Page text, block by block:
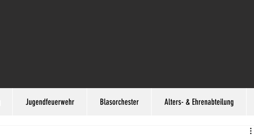
Jugendfeuerwehr Blasorchester Alters- & Ehrenabteilung